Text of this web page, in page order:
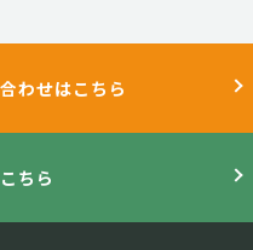
わせはこちら
ちら